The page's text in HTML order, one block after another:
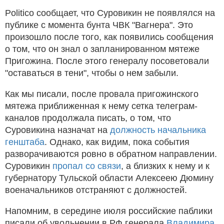
Politico сообщает, что Суровикин не появлялся на
публике с момента бунта ЧВК "Вагнера". Это
произошло после того, как появились сообщения
о том, что он знал о запланированном мятеже
Пригожина. После этого генералу посоветовали
"оставаться в тени", чтобы о нем забыли.
Как мы писали, после провала пригожинского
мятежа приближенная к нему сетка телеграм-
каналов продолжала писать, о том, что
Суровикина назначат на должность начальника
генштаба. Однако, как видим, пока события
разворачиваются ровно в обратном направлении.
Суровикин пропал со связи, а близких к нему и к
губернатору Тульской области Алексеею Дюмину
военачальников отстраняют с должностей.
Напомним, в середине июля российские паблики